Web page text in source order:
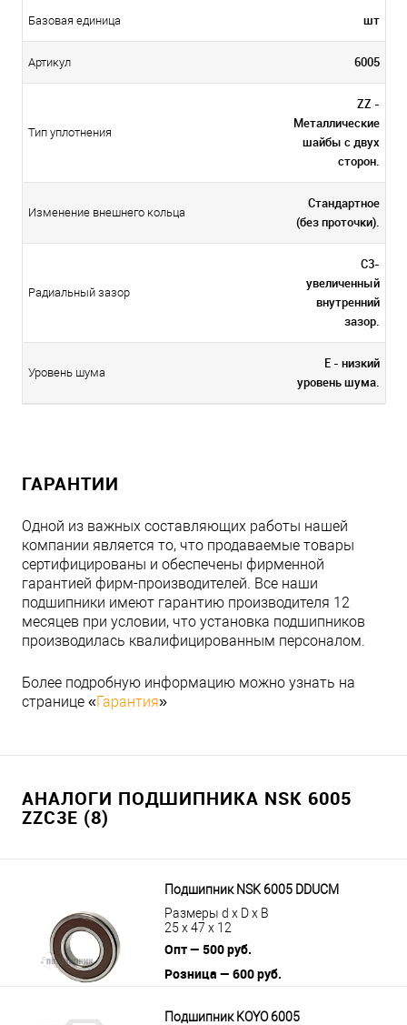
Базовая единица шт
Артикул 6005
Тип уплотнения
ZZ -
Металлические
шайбы с двух
сторон.
Изменение внешнего кольца
Стандартное
(без проточки).
Радиальный зазор
C3-
увеличенный
внутренний
зазор.
Уровень шума
E - низкий
уровень шума.
ГАРАНТИИ
Одной из важных составляющих работы нашей
компании является то, что продаваемые товары
сертифицированы и обеспечены фирменной
гарантией фирм-производителей. Все наши
подшипники имеют гарантию производителя 12
месяцев при условии, что установка подшипников
производилась квалифицированным персоналом.
Более подробную информацию можно узнать на
странице «Гарантия»
АНАЛОГИ ПОДШИПНИКА NSK 6005
ZZC3E (8)
Подшипник NSK 6005 DDUCM
Размеры d x D x B
25 x 47 x 12
Опт — 500 руб.
Розница — 600 руб.
Подшипник KOYO 6005